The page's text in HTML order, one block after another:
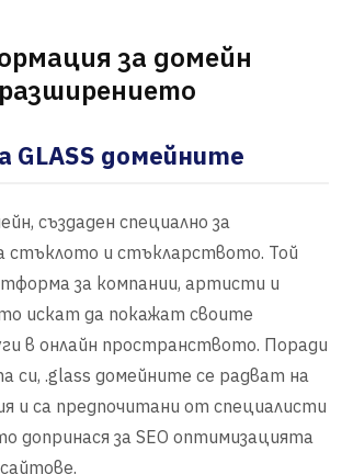
за домейн
разширението
GLASS домейните
създаден специално за
стъклото и стъкларството. Той
за компании, артисти и
искат да покажат своите
в онлайн пространството. Поради
си, .glass домейните се радват на
и са предпочитани от специалисти
допринася за SEO оптимизацията